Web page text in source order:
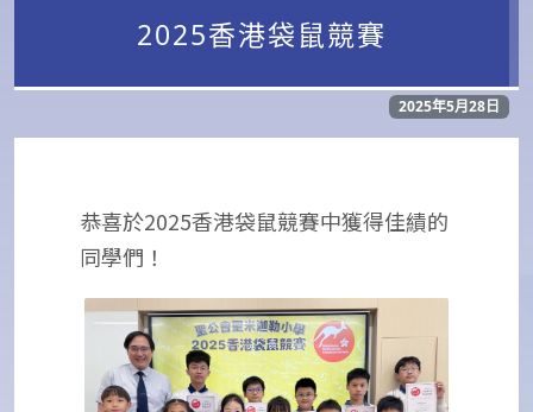
2025香港袋鼠競賽
2025年5月28日
恭喜於2025香港袋鼠競賽中獲得佳績的
同學們！